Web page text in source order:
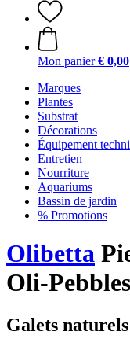
Mon panier € 0,00
Marques
Plantes
Substrat
Décorations
Équipement
Entretien
Nourriture
Aquariums
Bassin de jardin
% Promotions
Olibetta
Oli-
Galets naturels